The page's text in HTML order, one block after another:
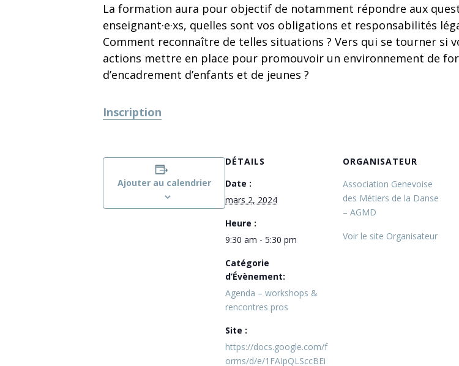
La formation aura pour objectif de notamment répondre aux
enseignant·e·xs, quelles sont vos obligations et responsabilités
Comment reconnaître de telles situations ? Vers qui se tourner si
actions mettre en place pour promouvoir un environnement de
d’encadrement d’enfants et de jeunes ?
Inscription
Ajouter au calendrier
DÉTAILS
Date :
mars 2, 2024
Heure :
9:30 am - 5:30 pm
Catégorie
d’Évènement:
Agenda – workshops &
rencontres pros
Site :
https://docs.google.com/f
orms/d/e/1FAIpQLSccBEi
ORGANISATEUR
Association Genevoise
des Métiers de la Danse
– AGMD
Voir le site Organisateur